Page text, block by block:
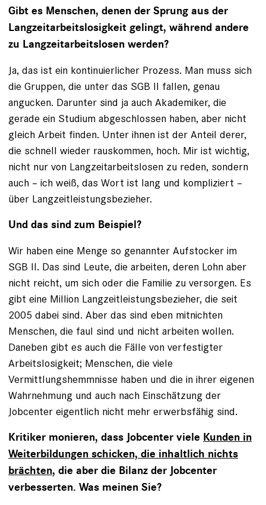
Gibt es Menschen, denen der Sprung aus der
Langzeitarbeitslosigkeit gelingt, während andere
zu Langzeitarbeitslosen werden?
Ja, das ist ein kontinuierlicher Prozess. Man muss sich
die Gruppen, die unter das SGB II fallen, genau
angucken. Darunter sind ja auch Akademiker, die
gerade ein Studium abgeschlossen haben, aber nicht
gleich Arbeit finden. Unter ihnen ist der Anteil derer,
die schnell wieder rauskommen, hoch. Mir ist wichtig,
nicht nur von Langzeitarbeitslosen zu reden, sondern
auch – ich weiß, das Wort ist lang und kompliziert –
über Langzeitleistungsbezieher.
Und das sind zum Beispiel?
Wir haben eine Menge so genannter Aufstocker im
SGB II. Das sind Leute, die arbeiten, deren Lohn aber
nicht reicht, um sich oder die Familie zu versorgen. Es
gibt eine Million Langzeitleistungsbezieher, die seit
2005 dabei sind. Aber das sind eben mitnichten
Menschen, die faul sind und nicht arbeiten wollen.
Daneben gibt es auch die Fälle von verfestigter
Arbeitslosigkeit; Menschen, die viele
Vermittlungshemmnisse haben und die in ihrer eigenen
Wahrnehmung und auch nach Einschätzung der
Jobcenter eigentlich nicht mehr erwerbsfähig sind.
Kritiker monieren, dass Jobcenter viele Kunden in
Weiterbildungen schicken, die inhaltlich nichts
brächten, die aber die Bilanz der Jobcenter
verbesserten. Was meinen Sie?